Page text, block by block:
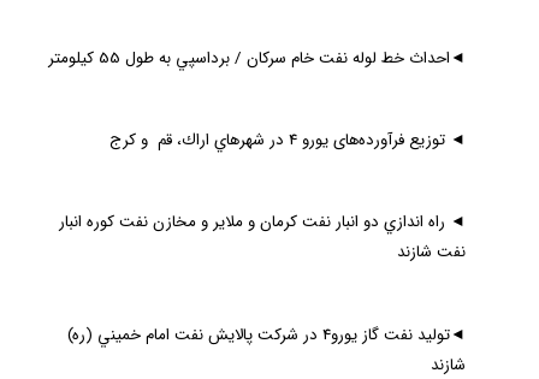
◄احداث خط لوله نفت خام سركان / برداسپي به طول 55 كيلومتر
◄ توزیع فرآورده‌های یورو 4 در شهرهاي اراك، ‌قم و كرج
◄ راه اندازي دو انبار نفت كرمان و ملاير و مخازن نفت كوره انبار
نفت شازند
◄
توليد نفت گاز يورو4 در شركت پالايش نفت امام خميني (ره)
شازند